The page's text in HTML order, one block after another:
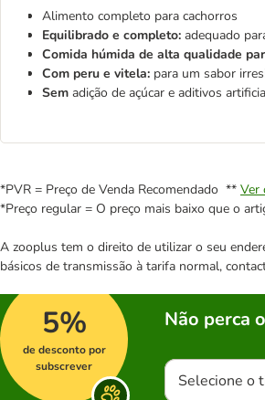
Alimento completo para cachorros
Equilibrado e completo: adequado
Comida húmida de alta qualidade
Com peru e vitela: para um sabor
Sem adição de açúcar e aditivos
*PVR = Preço de Venda Recomendado ** Ver
*Preço regular = O preço mais baixo que o
A zooplus tem o direito de utilizar o seu
básicos de transmissão à tarifa normal,
5%
de desconto por
subscrever
Não perca
Selecione o